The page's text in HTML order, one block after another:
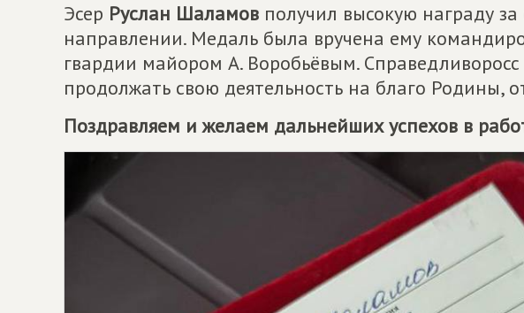
Эсер Руслан Шаламов получил высокую награду
направлении. Медаль была вручена ему
гвардии майором А. Воробьёвым.
продолжать свою деятельность на благо Родины,
Поздравляем и желаем дальнейших успехов в